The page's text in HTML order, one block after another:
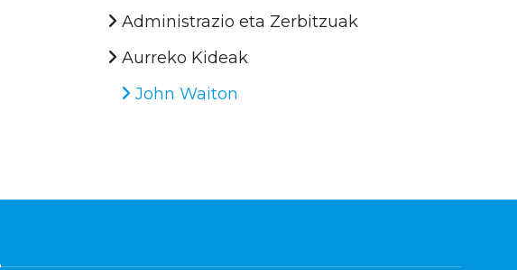
Administrazio eta Zerbitzuak
Aurreko Kideak
John Waiton